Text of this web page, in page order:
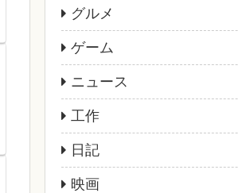
グルメ
ゲーム
ニュース
工作
日記
映画